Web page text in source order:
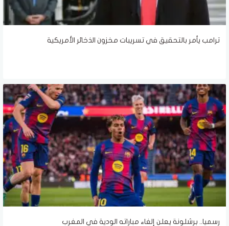
ترامب يأمر بالتحقيق في تسريبات مخزون الذخائر الأمريكية
رسميا.. برشلونة يعلن إلغاء مباراته الودية في المغرب